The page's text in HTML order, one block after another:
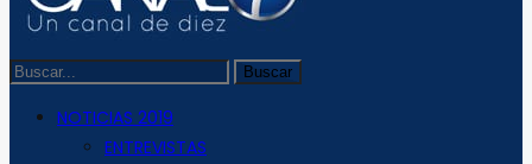
NOTICIAS 2019
ENTREVISTAS